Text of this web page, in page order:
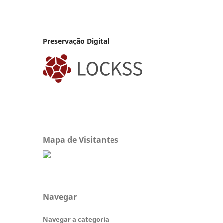
Preservação Digital
Mapa de Visitantes
Navegar
Navegar a categoria